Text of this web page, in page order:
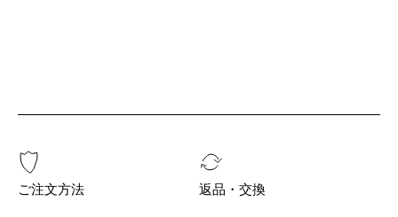
ご注文方法 返品・交換